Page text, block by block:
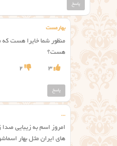
پاسخ
بهارمست
منظور شما خایرا هست که
هست؟
3
2
پاسخ
...
امروز اسم به زیبایی
های ایران مثل بهار